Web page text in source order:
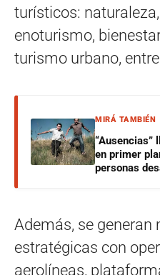
turísticos:
enoturismo,
turismo urbano,
MIRÁ TAMBIÉN
“Ausencias”
en primer
personas
Además, se generan
estratégicas con
aerolíneas,